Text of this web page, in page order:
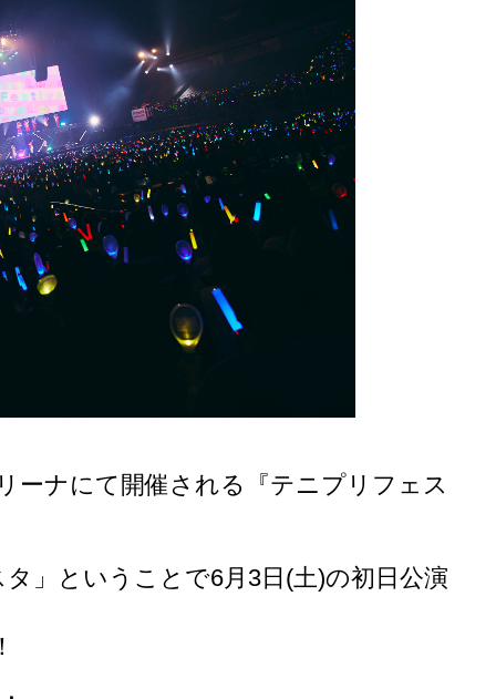
ーナにて開催される『テニプリフェス
」ということで6月3日(土)の初日公演